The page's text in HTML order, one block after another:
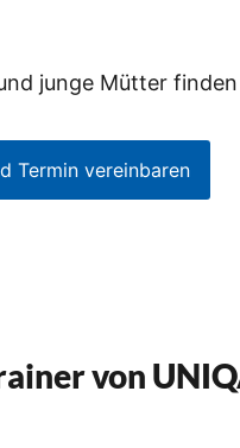
junge Mütter
Termin vereinbaren
von